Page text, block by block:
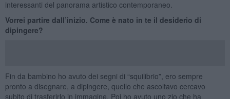
interessanti del panorama artistico contemporaneo.
Vorrei partire dall’inizio. Come è nato in te il desiderio di
dipingere?
Fin da bambino ho avuto dei segni di “squilibrio”, ero sempre
pronto a disegnare, a dipingere, quello che ascoltavo cercavo
subito di trasferirlo in immagine. Poi ho avuto uno zio che ha